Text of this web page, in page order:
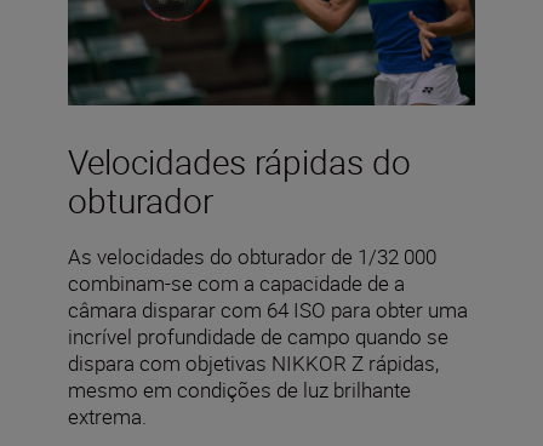
Velocidades rápidas do
obturador
As velocidades do obturador de 1/32 000
combinam-se com a capacidade de a
câmara disparar com 64 ISO para obter uma
incrível profundidade de campo quando se
dispara com objetivas NIKKOR Z rápidas,
mesmo em condições de luz brilhante
extrema.